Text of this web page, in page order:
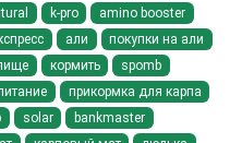
k-pro
amino booster
али
покупки на али
кормить
spomb
прикормка для карпа
solar
bankmaster